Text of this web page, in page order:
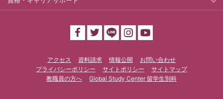
アクセス 資料請求 情報公開
お問い合わせ
プライバシーポリシー
サイトポリシー
サイトマップ
教職員の方へ
Global Study Center 留学生別科